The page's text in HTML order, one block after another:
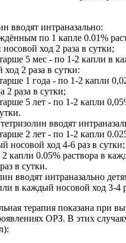
вводят интраназально:
по 1 капле 0.01%
ход 2 раза в сутки;
5 мес - по 1-2 капли в
ход 2 раза в сутки:
1 года - по 1-2 капли
2 раза в сутки;
5 лет - по 1-2 капли
вводят
2 лет - по 1-2 капли
носовой ход 4-6 раз в
2 капли 0.05% раствора в
в сутки.
вводят интраназально
в каждый носовой ход 3-4
терапия показана при
ОРЗ. В этих